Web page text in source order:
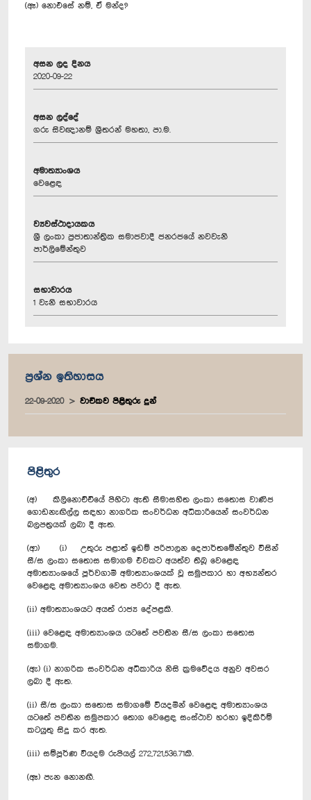
(ඈ) නොඑසේ නම්, ඒ මන්ද?
අසන ලද දිනය
2020-09-22
අසන ලද්දේ
ගරු සිවඥානම් ශ්‍රීතරන් මහතා, පා.ම.
අමාත්‍යාංශය
වෙළෙඳ
ව්‍යවස්ථාදායකය
ශ්‍රී ලංකා ප්‍රජාතාන්ත්‍රික සමාජවාදී ජනරජයේ නවවැනි
පාර්ලිමේන්තුව
සභාවාරය
1 වැනි සභාවාරය
ප්‍රශ්න ඉතිහාසය
22-09-2020 වාචිකව පිළිතුරු දුන්
පිළිතුර
(අ) කිලිනොච්චියේ පිහිටා ඇති සීමාසහිත ලංකා සතොස වාණිජ
ගොඩනැඟිල්ල සඳහා නාගරික සංවර්ධන අධිකාරියෙන් සංවර්ධන
බලපත්‍රයක් ලබා දී ඇත.
(ආ) (i) උතුරු පළාත් ඉඩම් පරිපාලන දෙපාර්තමේන්තුව විසින්
සී/ස ලංකා සතොස සමාගම එවකට අයත්ව තිබූ වෙළෙඳ
අමාත්‍යාංශයේ පූර්වගාමී අමාත්‍යාංශයක් වූ සමුපකාර හා අභ්‍යන්තර
වෙළෙඳ අමාත්‍යාංශය වෙත පවරා දී ඇත.
(ii) අමාත්‍යාංශයට අයත් රාජ්‍ය දේපළකි.
(iii) වෙළෙඳ අමාත්‍යාංශය යටතේ පවතින සී/ස ලංකා සතොස
සමාගම.
(ඇ) (i) නාගරික සංවර්ධන අධිකාරිය නිසි ක්‍රමවේදය අනුව අවසර
ලබා දී ඇත.
(ii) සී/ස ලංකා ‍සතොස සමාගමේ වියදමින් වෙළෙඳ අමාත්‍යාංශය
යටතේ පවතින සමුපකාර තොග වෙළෙඳ සංස්ථාව හරහා ඉදිකිරීම්
කටයුතු සිදු කර ඇත.
(iii) සම්පූර්ණ වියදම රුපියල් 272,721,536.71කි.
(ඈ) පැන නොනඟී.